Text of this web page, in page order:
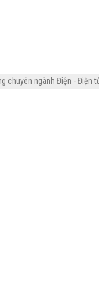
chuyên ngành Điện - Điện